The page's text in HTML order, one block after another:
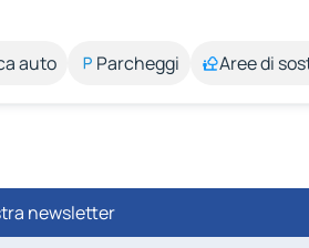
auto Parcheggi Aree di
newsletter